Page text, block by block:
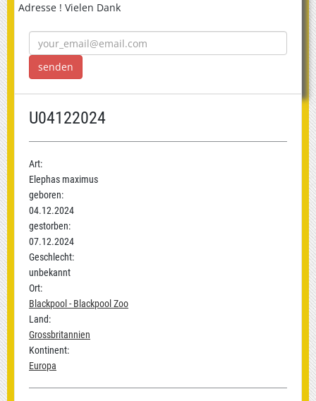
Adresse ! Vielen Dank
U04122024
Art:
Elephas maximus
geboren:
04.12.2024
gestorben:
07.12.2024
Geschlecht:
unbekannt
Ort:
Blackpool - Blackpool Zoo
Land:
Grossbritannien
Kontinent:
Europa